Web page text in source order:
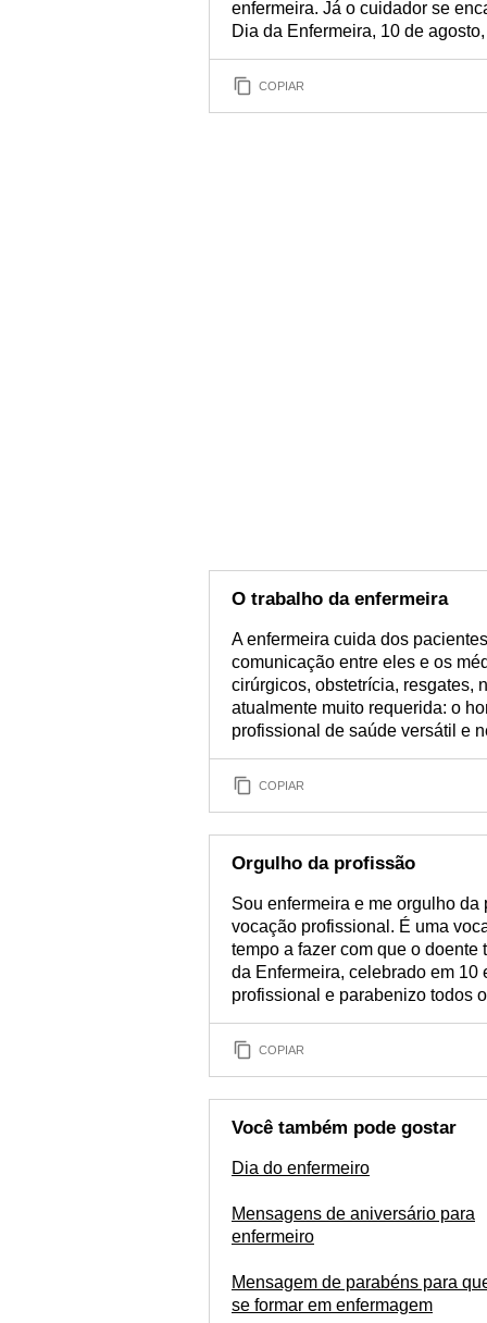
enfermeira. Já o cuidador se
Dia da Enfermeira, 10 de
COPIAR
O trabalho da enfermeira
A enfermeira cuida dos
comunicação entre eles e os
cirúrgicos, obstetrícia, resgates,
atualmente muito requerida: o
profissional de saúde versátil e
COPIAR
Orgulho da profissão
Sou enfermeira e me orgulho
vocação profissional. É uma
tempo a fazer com que o
da Enfermeira, celebrado em 10
profissional e parabenizo todos
COPIAR
Você também pode gostar
Dia do enfermeiro
Mensagens de aniversário para
enfermeiro
Mensagem de parabéns para
se formar em enfermagem